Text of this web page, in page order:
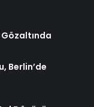
Gözaltında
Berlin’de